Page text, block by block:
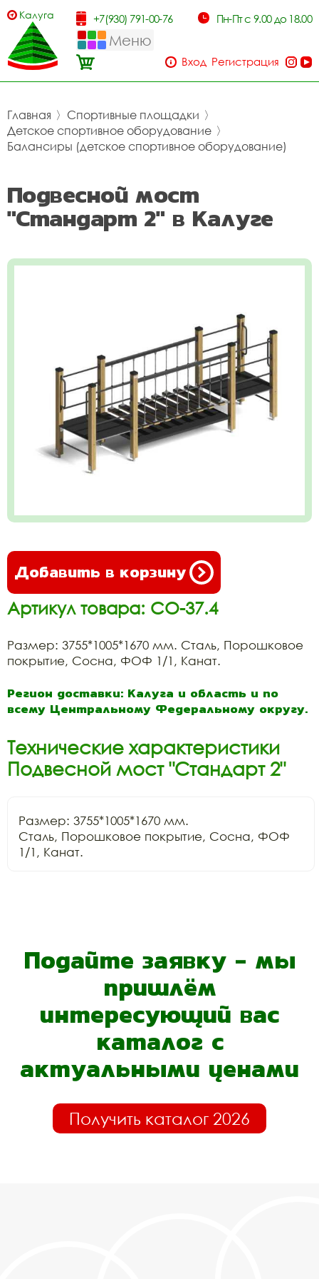
Калуга +7(930) 791-00-76 Пн-Пт с 9.00 до 18.00
Меню
Вход Регистрация
Главная 〉 Спортивные площадки 〉
Детское спортивное оборудование 〉
Балансиры (детское спортивное оборудование)
Подвесной мост
"Стандарт 2" в Калуге
Добавить в корзину
Артикул товара: СО-37.4
Размер: 3755*1005*1670 мм. Сталь, Порошковое
покрытие, Сосна, ФОФ 1/1, Канат.
Регион доставки: Калуга и область и по
всему Центральному Федеральному округу.
Технические характеристики
Подвесной мост "Стандарт 2"
Размер: 3755*1005*1670 мм.
Сталь, Порошковое покрытие, Сосна, ФОФ
1/1, Канат.
Подайте заявку - мы
пришлём
интересующий вас
каталог с
актуальными ценами
Получить каталог 2026